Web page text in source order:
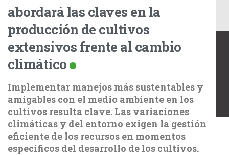
abordará las claves en la
producción de cultivos
extensivos frente al cambio
climático
Implementar manejos más sustentables y
amigables con el medio ambiente en los
cultivos resulta clave. Las variaciones
climáticas y del entorno exigen la gestión
eficiente de los recursos en momentos
específicos del desarrollo de los cultivos.